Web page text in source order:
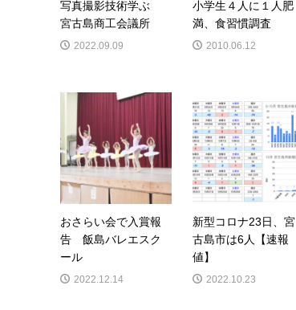
写真撮影技術学ぶ
宮古島商工会議所
2022.09.09
小学生４人に１人肥
満、食習慣調査
2010.06.12
おさらい会で入賞報
告 飯島バレエスク
ール
2022.12.14
新型コロナ23日、宮
古島市は6人【速報
値】
2022.10.23